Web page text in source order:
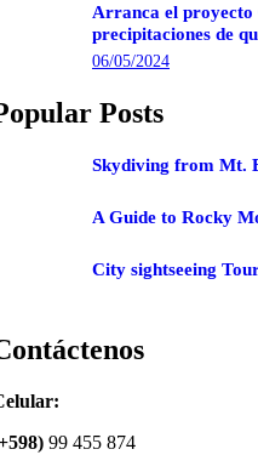
Arranca el
precipitaciones de
06/05/2024
Posts
Skydiving from Mt.
A Guide to Rocky
City sightseeing
99 455 874